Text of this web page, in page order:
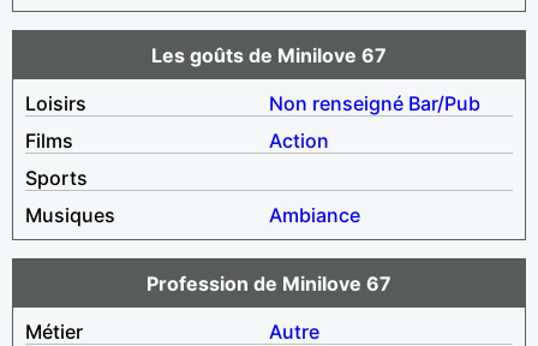
Les goûts de Minilove 67
Loisirs
Non renseigné Bar/Pub
Films
Action
Sports
Musiques
Ambiance
Profession de Minilove 67
Métier
Autre